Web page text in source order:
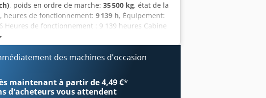
, poids en ordre de marche: 35 500 kg, état de la
, heures de fonctionnement: 9 139 h, Équipement:
Heures de fonctionnement : 9 139 heures Cabine
standard Bras : 3,30 m Circuit hydraulique
Ro Anxjck Attache rapide OQ80 1 godet – largeur
de roulement en bon état, environ 70 %
Conformité CE Dimensions de transport : 10,8 x 3
des machines d'occasion
maintenant à partir de 4,49 €*
d'acheteursvous attendent